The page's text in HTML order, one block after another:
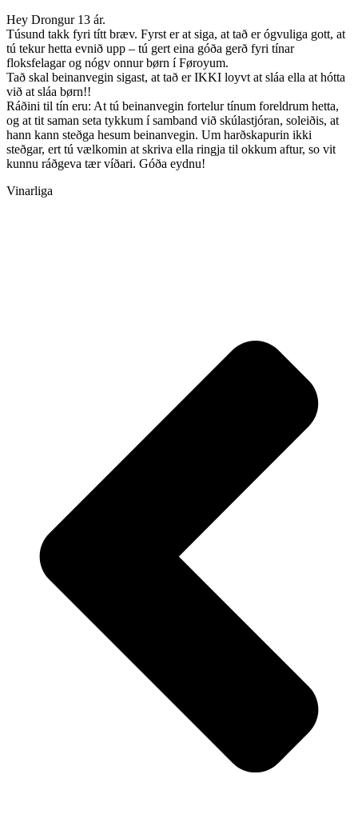
Hey Drongur 13 ár.
Túsund takk fyri títt bræv. Fyrst er at siga, at tað er ógvuliga gott, at
tú tekur hetta evnið upp – tú gert eina góða gerð fyri tínar
floksfelagar og nógv onnur børn í Føroyum.
Tað skal beinanvegin sigast, at tað er IKKI loyvt at sláa ella at hótta
við at sláa børn!!
Ráðini til tín eru: At tú beinanvegin fortelur tínum foreldrum hetta,
og at tit saman seta tykkum í samband við skúlastjóran, soleiðis, at
hann kann steðga hesum beinanvegin. Um harðskapurin ikki
steðgar, ert tú vælkomin at skriva ella ringja til okkum aftur, so vit
kunnu ráðgeva tær víðari. Góða eydnu!
Vinarliga